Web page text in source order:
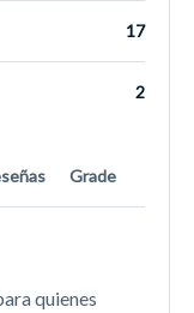
Grade
quienes
17
2